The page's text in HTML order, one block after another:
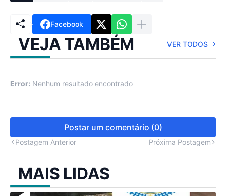
Facebook
VEJA TAMBÉM VER TODOS
Error: Nenhum resultado encontrado
Postar um comentário (0)
Postagem Anterior Próxima Postagem
MAIS LIDAS